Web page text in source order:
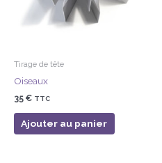
Tirage de tête
Oiseaux
35 € TTC
Ajouter au panier